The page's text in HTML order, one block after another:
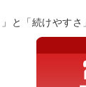
と「続けやす